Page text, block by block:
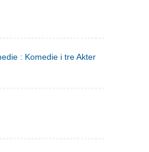
: Komedie i tre Akter